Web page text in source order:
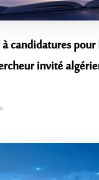
candidatures
invité